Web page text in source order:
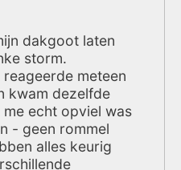
dakgoot laten
storm.
meteen
kwam dezelfde
echt opviel was
- geen rommel
alles keurig